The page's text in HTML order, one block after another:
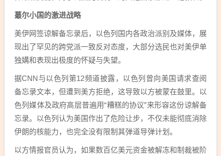
蕞尔小国的激进战略
美伊网签谅解备忘录后，以色列国内各政治派别及媒体，展
现出了罕见的跨党派一致反对态度，大部分选民也对美伊单
独媾和表现出极度的怀疑与失望。
据CNN与以色列第12频道披露，以色列曾向美国请求查阅
备忘录文本，但遭到美方拒绝，这导致以方被蒙在鼓里。以
色列媒体及政府高层普遍用“糟糕的协议”来形容这份谅解备
忘录。以色列认为美国作出了危险让步，不仅未能彻底消除
伊朗的核能力，也完全没有限制其弹道导弹计划。
以方情报官员认为，如果数百亿美元资金被解冻和制裁被阶